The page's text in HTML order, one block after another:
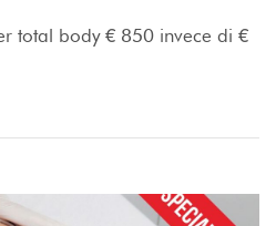
total body € 850 invece di €